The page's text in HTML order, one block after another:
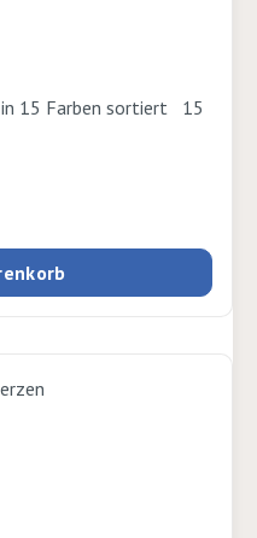
15 Farben sortiert 15